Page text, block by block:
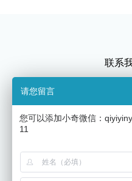
联系
TEL
邮箱:
地址:
请您留言
您可以添加小奇微信：
11